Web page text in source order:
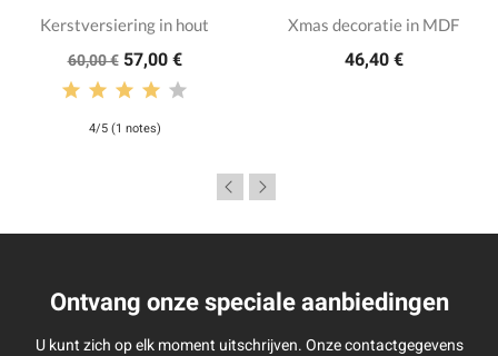
Kerstversiering in hout
60,00 € 57,00 €
4/5 (1 notes)
Xmas decoratie in MDF
46,40 €
Ontvang onze speciale aanbiedingen
U kunt zich op elk moment uitschrijven. Onze contactgegevens